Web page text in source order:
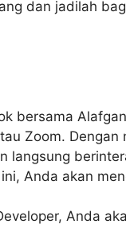
dan jadilah
bersama
Zoom.
langsung
Anda akan
Anda